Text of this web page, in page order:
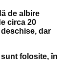
de albire
circa 20
dar
folosite, în